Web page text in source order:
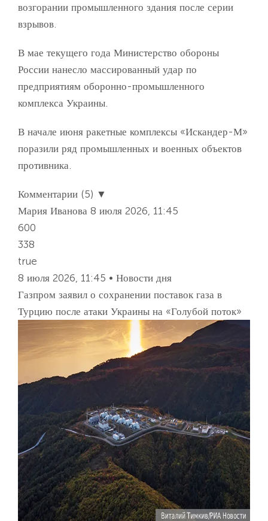
возгорании промышленного здания после серии
взрывов.
В мае текущего года Министерство обороны
России нанесло массированный удар по
предприятиям оборонно-промышленного
комплекса Украины.
В начале июня ракетные комплексы «Искандер-М»
поразили ряд промышленных и военных объектов
противника.
Комментарии (5) ▼
Мария Иванова 8 июля 2026, 11:45
600
338
true
8 июля 2026, 11:45 • Новости дня
Газпром заявил о сохранении поставок газа в
Турцию после атаки Украины на «Голубой поток»